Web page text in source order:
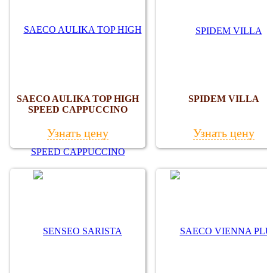
SAECO AULIKA TOP HIGH
SPEED CAPPUCCINO
Узнать цену
SPIDEM VILLA
Узнать цену